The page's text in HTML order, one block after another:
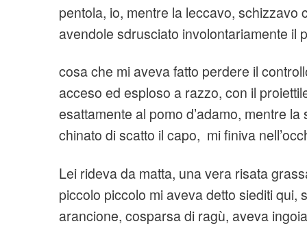
pentola, io, mentre la leccavo, schizzavo
avendole sdrusciato involontariamente il
cosa che mi aveva fatto perdere il
acceso ed esploso a razzo, con il
esattamente al pomo d’adamo, mentre
chinato di scatto il capo, mi finiva
Lei rideva da matta, una vera risata
piccolo piccolo mi aveva detto siediti qui,
arancione, cosparsa di ragù, aveva